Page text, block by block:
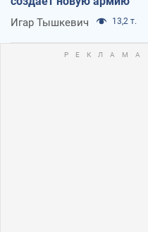
Игар Тышкевич 13,2 т.